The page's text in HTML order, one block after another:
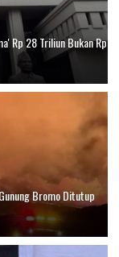
Rp 28 Triliun Bukan Rp
Bromo Ditutup